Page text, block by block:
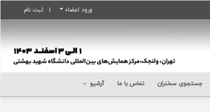
ورود اعضاء ثبت نام
جستجوی سخنران تماس با ما آرشیو